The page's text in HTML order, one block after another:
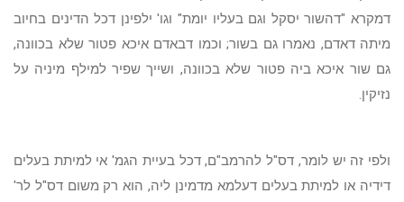
דמקרא "דהשור יסקל וגם בעליו יומת" וגו' ילפינן דכל הדינים בחיוב
מיתה דאדם, נאמרו גם בשור; וכמו דבאדם איכא פטור שלא בכוונה,
גם שור איכא ביה פטור שלא בכוונה, ושייך שפיר למילף מיניה על
נזיקין.
ולפי זה יש לומר, דס"ל להרמב"ם, דכל בעיית הגמ' אי למיתת בעלים
דידיה או למיתת בעלים דעלמא מדמינן ליה, הוא רק משום דס"ל לר'